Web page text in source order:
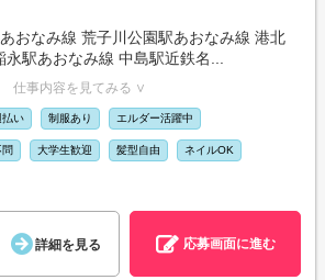
おなみ線 荒子川公園駅あおなみ線 港北
永駅あおなみ線 中島駅近鉄名...
仕事内容を見てみる ∨
払い 制服あり エルダー活躍中
大学生歓迎 髪型自由 ネイルOK
詳細を見る 応募画面に進む